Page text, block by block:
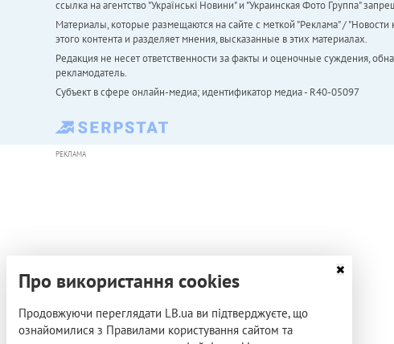
ссылка на агентство "Українськi Новини" и "Украинская Фото Группа"
Материалы, которые размещаются на сайте с меткой "Реклама" /
этого контента и разделяет мнения, высказанные в этих материалах.
Редакция не несет ответственности за факты и оценочные суждения,
рекламодатель.
Субъект в сфере онлайн-медиа; идентификатор медиа - R40-05097
РЕКЛАМА
Про використання cookies
Продовжуючи переглядати LB.ua ви підтверджуєте, що
ознайомилися з Правилами користування сайтом та